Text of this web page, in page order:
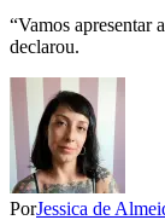
“Vamos apresentar
declarou.
PorJessica de